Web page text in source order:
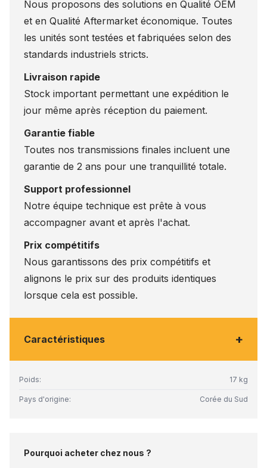
Nous proposons des solutions en Qualité OEM
et en Qualité Aftermarket économique. Toutes
les unités sont testées et fabriquées selon des
standards industriels stricts.
Livraison rapide
Stock important permettant une expédition le
jour même après réception du paiement.
Garantie fiable
Toutes nos transmissions finales incluent une
garantie de 2 ans pour une tranquillité totale.
Support professionnel
Notre équipe technique est prête à vous
accompagner avant et après l'achat.
Prix compétitifs
Nous garantissons des prix compétitifs et
alignons le prix sur des produits identiques
lorsque cela est possible.
Caractéristiques +
Poids: 17 kg
Pays d'origine: Corée du Sud
Pourquoi acheter chez nous ?